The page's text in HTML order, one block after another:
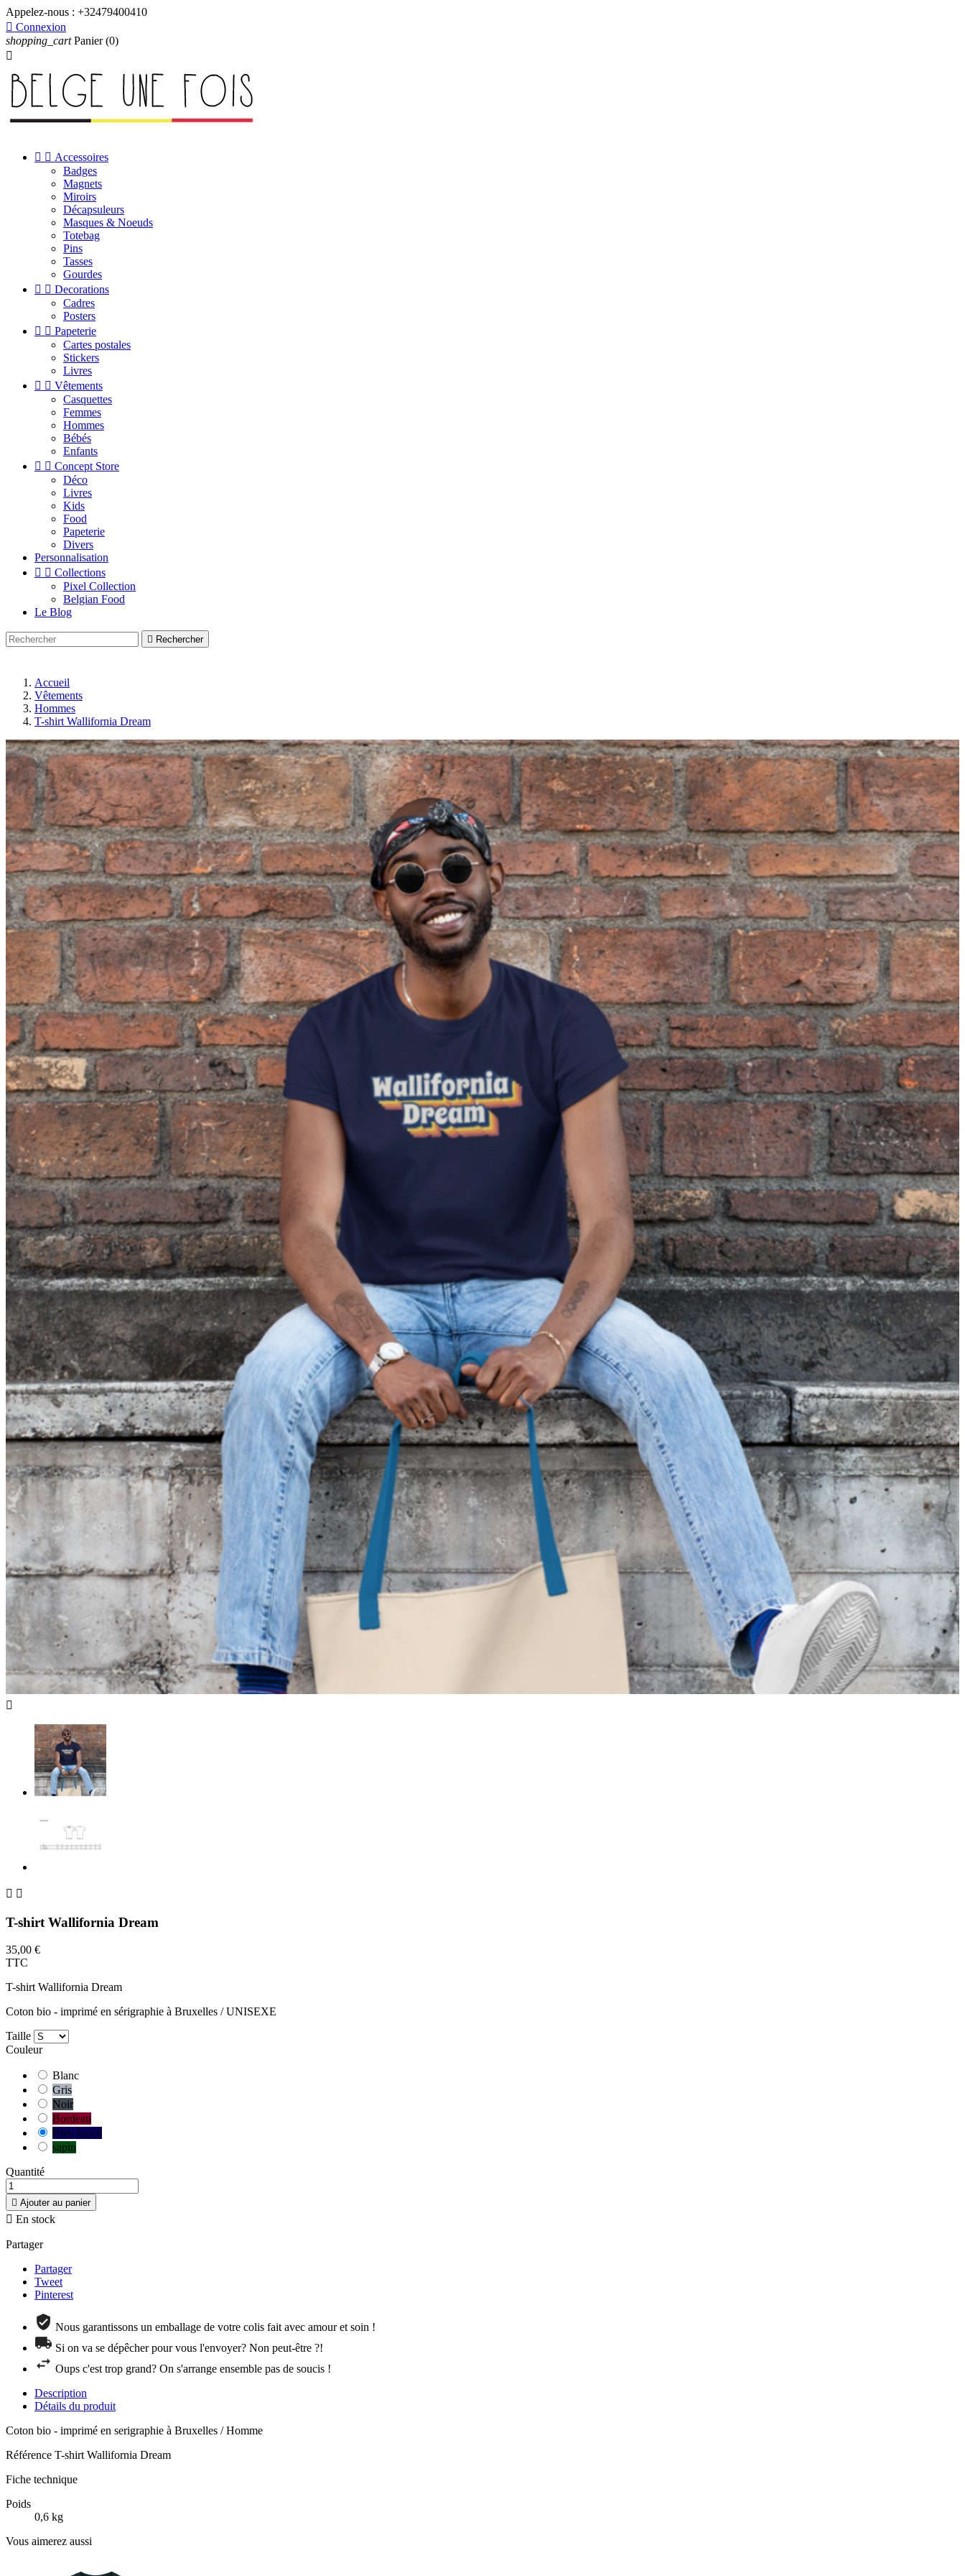
Appelez-nous : +32479400410
 Connexion
shopping_cart Panier (0)

  Accessoires
Badges
Magnets
Miroirs
Décapsuleurs
Masques & Noeuds
Totebag
Pins
Tasses
Gourdes
  Decorations
Cadres
Posters
  Papeterie
Cartes postales
Stickers
Livres
  Vêtements
Casquettes
Femmes
Hommes
Bébés
Enfants
  Concept Store
Déco
Livres
Kids
Food
Papeterie
Divers
Personnalisation
  Collections
Pixel Collection
Belgian Food
Le Blog
 Rechercher
Accueil
Vêtements
Hommes
T-shirt Wallifornia Dream

 
T-shirt Wallifornia Dream
35,00 €
TTC
T-shirt Wallifornia Dream
Coton bio - imprimé en sérigraphie à Bruxelles / UNISEXE
Taille
Couleur
Blanc
Gris
Noir
Bordeau
Bleu foncé
sapin
Quantité
 Ajouter au panier
 En stock
Partager
Partager
Tweet
Pinterest
Nous garantissons un emballage de votre colis fait avec amour et soin !
Si on va se dépêcher pour vous l'envoyer? Non peut-être ?!
Oups c'est trop grand? On s'arrange ensemble pas de soucis !
Description
Détails du produit
Coton bio - imprimé en serigraphie à Bruxelles / Homme
Référence T-shirt Wallifornia Dream
Fiche technique
Poids
0,6 kg
Vous aimerez aussi